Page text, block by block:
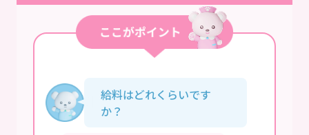
給料はどれくらいです
か？